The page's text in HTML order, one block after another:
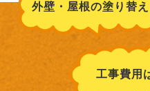
外壁・屋根の塗り替
工事費用